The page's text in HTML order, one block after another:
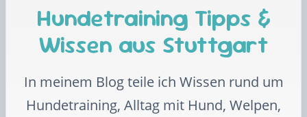
Hundetraining Tipps &
Wissen aus Stuttgart
In meinem Blog teile ich Wissen rund um
Hundetraining, Alltag mit Hund, Welpen,